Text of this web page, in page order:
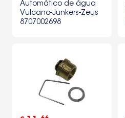
Automático de água
Vulcano-Junkers-Zeus
8707002698